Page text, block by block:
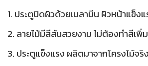
1. ประตูปิดผิวด้วยเมลามีน ผิวหน้าแข็ง
2. ลายไม้มีสีสันสวยงาม ไม่ต้องทำสีเพิ่
3. ประตูแข็งแรง ผลิตมาจากโครงไม้จริง